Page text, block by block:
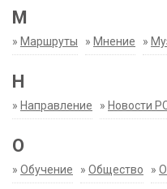
М
» Маршруты » Мнение »
Н
» Направление » Новости
О
» Обучение » Общество »